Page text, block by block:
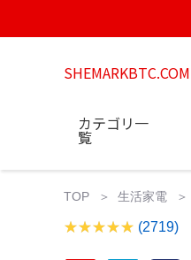
SHEMARKBTC.COM
カテゴリ一
覧
TOP 生活家電
(2719)